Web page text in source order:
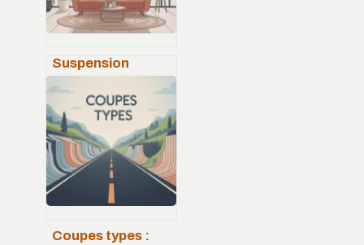
Suspension
comment choisir
et utiliser ces
fixations
astucieuses
Coupes types :